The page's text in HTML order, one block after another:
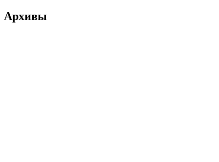
Архивы